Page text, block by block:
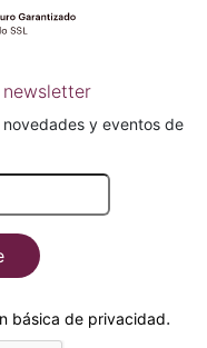
y eventos de
básica de privacidad.